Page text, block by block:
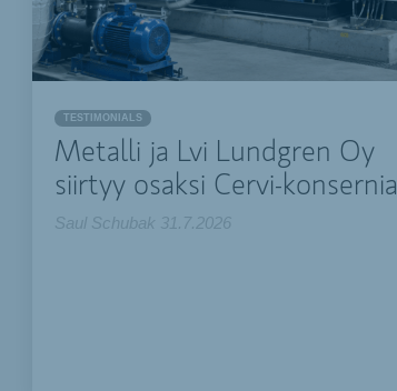
TESTIMONIALS
Metalli ja Lvi Lundgren Oy
siirtyy osaksi Cervi-konsernia
Saul Schubak 31.7.2026